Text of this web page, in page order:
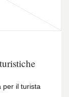
per il turista